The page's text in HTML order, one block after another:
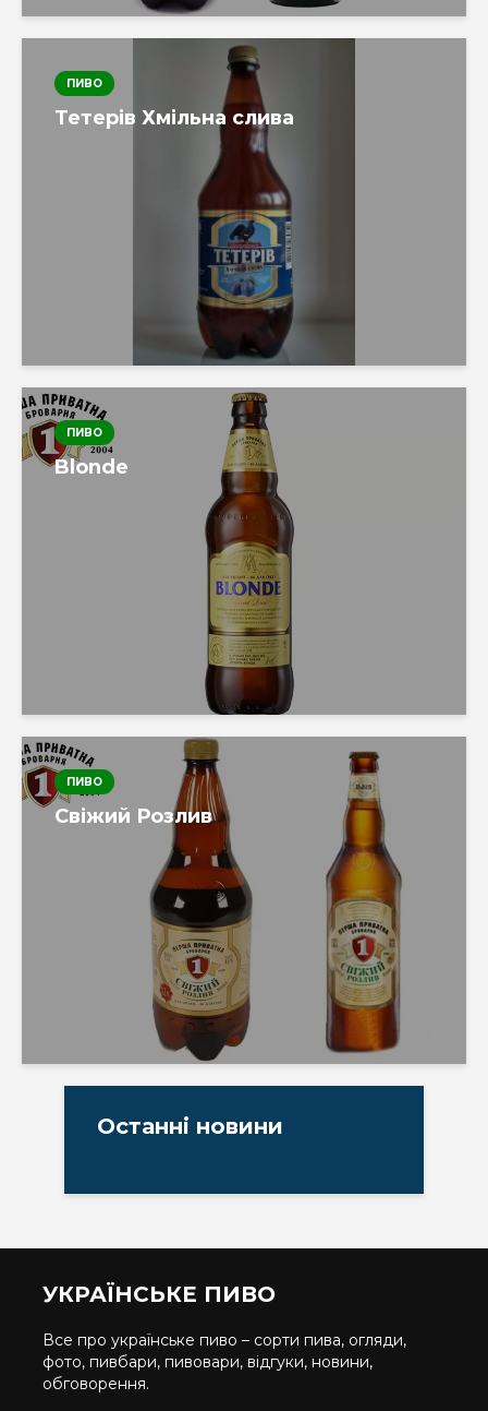
ПИВО
Тетерів Хмільна слива
ПИВО
Blonde
ПИВО
Свіжий Розлив
Останні новини
УКРАЇНСЬКЕ ПИВО
Все про українське пиво – сорти пива, огляди,
фото, пивбари, пивовари, відгуки, новини,
обговорення.